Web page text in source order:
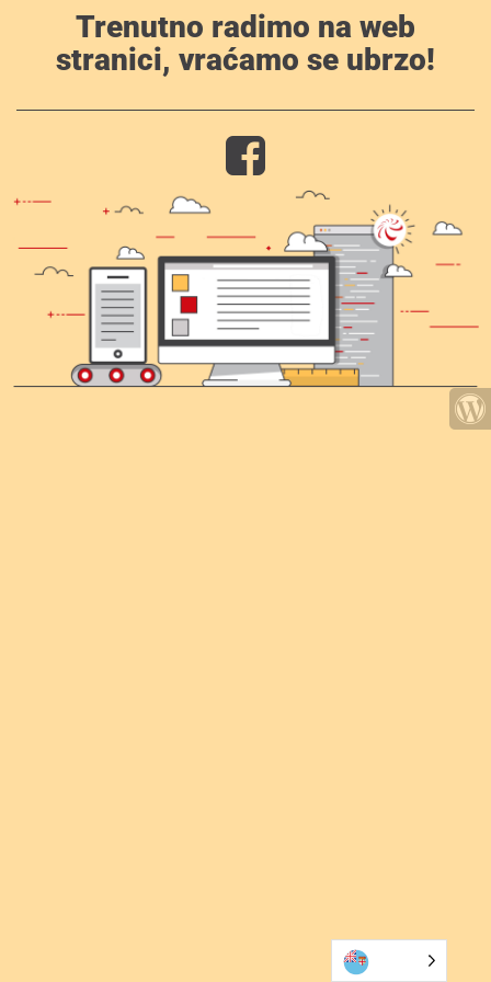
Trenutno radimo na web
stranici, vraćamo se ubrzo!